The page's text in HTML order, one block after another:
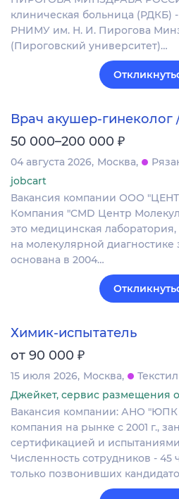
клиническая больница
РНИМУ им. Н. И. Пирогова
(Пироговский университет)…
Врач акушер-гинеколог
50 000–200 000 ₽
04 августа 2026 Москва
jobcart
Вакансия компании ООО
Компания "CMD Центр
это медицинская
на молекулярной
основана в 2004…
Химик-испытатель
от 90 000 ₽
15 июля 2026 Москва
Джейкет, сервис размещения
Вакансия компании: АНО
компания на рынке с 2001 г.,
сертификацией и
Численность сотрудников - 45
только позвонивших